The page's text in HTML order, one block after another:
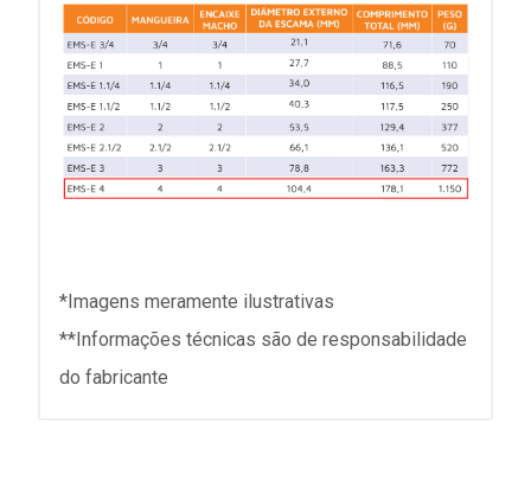
*Imagens meramente ilustrativas
**Informações técnicas são de responsabilidade
do fabricante